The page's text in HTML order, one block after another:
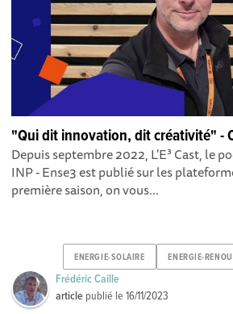
"Qui dit innovation, dit créativité" -
Depuis septembre 2022, L'E³ Cast, le
INP - Ense3 est publié sur les
première saison, on vous...
ENERGIE-SOLAIRE ENERGIE-
Frédéric Caille
article publié le16/11/2023